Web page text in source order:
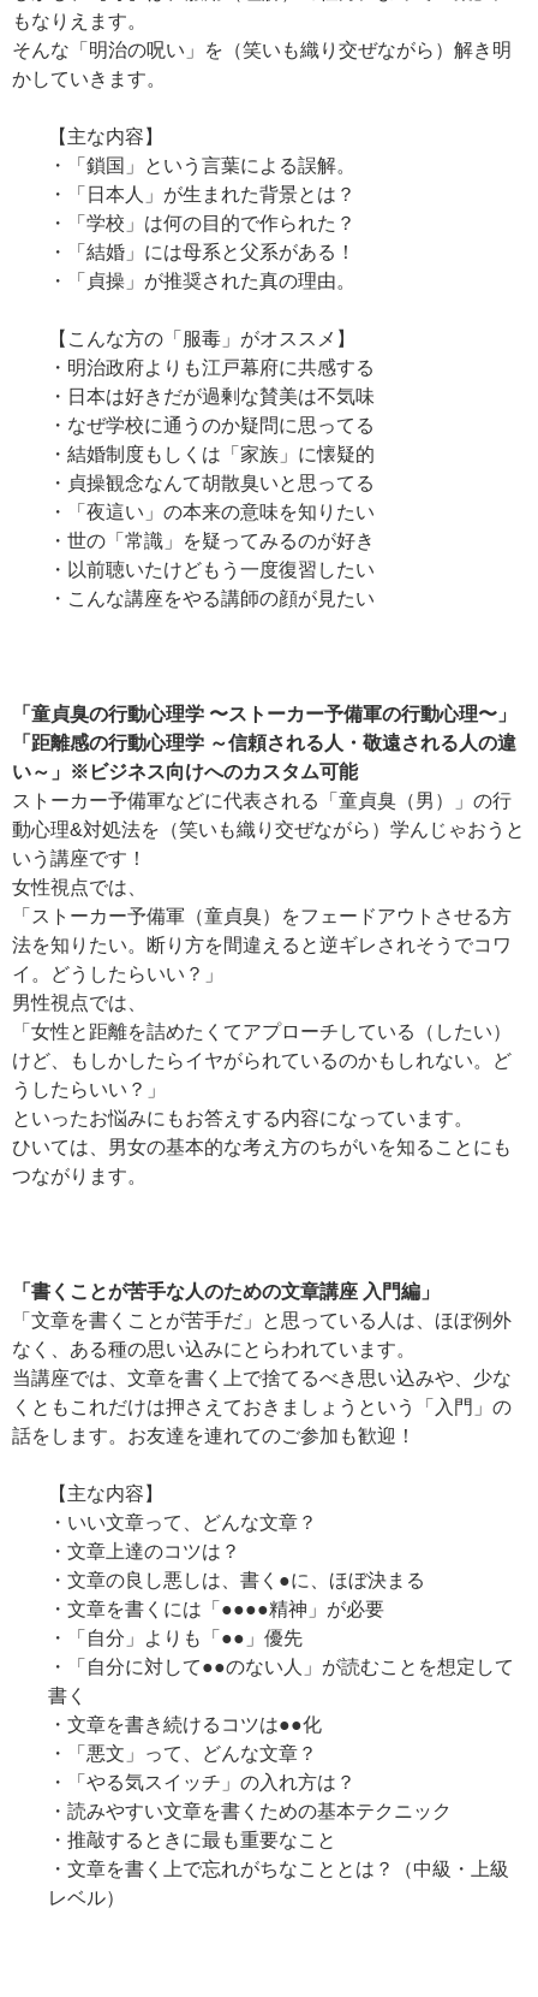
もなりえます。
そんな「明治の呪い」を（笑いも織り交ぜながら）解き明
かしていきます。
【主な内容】
・「鎖国」という言葉による誤解。
・「日本人」が生まれた背景とは？
・「学校」は何の目的で作られた？
・「結婚」には母系と父系がある！
・「貞操」が推奨された真の理由。
【こんな方の「服毒」がオススメ】
・明治政府よりも江戸幕府に共感する
・日本は好きだが過剰な賛美は不気味
・なぜ学校に通うのか疑問に思ってる
・結婚制度もしくは「家族」に懐疑的
・貞操観念なんて胡散臭いと思ってる
・「夜這い」の本来の意味を知りたい
・世の「常識」を疑ってみるのが好き
・以前聴いたけどもう一度復習したい
・こんな講座をやる講師の顔が見たい
「童貞臭の行動心理学 〜ストーカー予備軍の行動心理〜」
「 距離感の行動心理学 ～信頼される人・敬遠される人の違
い～ 」※ビジネス向けへのカスタム可能
ストーカー予備軍などに代表される「童貞臭（男）」の行
動心理&対処法を（笑いも織り交ぜながら）学んじゃおうと
いう講座です！
女性視点では、
「ストーカー予備軍（童貞臭）をフェードアウトさせる方
法を知りたい。断り方を間違えると逆ギレされそうでコワ
イ。どうしたらいい？」
男性視点では、
「女性と距離を詰めたくてアプローチしている（したい）
けど、もしかしたらイヤがられているのかもしれない。ど
うしたらいい？」
といったお悩みにもお答えする内容になっています。
ひいては、男女の基本的な考え方のちがいを知ることにも
つながります。
「書くことが苦手な人のための文章講座 入門編」
「文章を書くことが苦手だ」と思っている人は、ほぼ例外
なく、ある種の思い込みにとらわれています。
当講座では、文章を書く上で捨てるべき思い込みや、少な
くともこれだけは押さえておきましょうという「入門」の
話をします。お友達を連れてのご参加も歓迎！
【主な内容】
・いい文章って、どんな文章？
・文章上達のコツは？
・文章の良し悪しは、書く●に、ほぼ決まる
・文章を書くには「●●●●精神」が必要
・「自分」よりも「●●」優先
・「自分に対して●●のない人」が読むことを想定して
書く
・文章を書き続けるコツは●●化
・「悪文」って、どんな文章？
・「やる気スイッチ」の入れ方は？
・読みやすい文章を書くための基本テクニック
・推敲するときに最も重要なこと
・文章を書く上で忘れがちなこととは？（中級・上級
レベル）